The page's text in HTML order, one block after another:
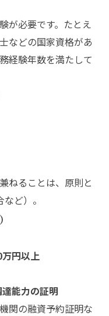
が必要です。たとえ
などの国家資格があ
経験年数を満たして
ねることは、原則と
ど）。
円以上
能力の証明
関の融資予約証明な